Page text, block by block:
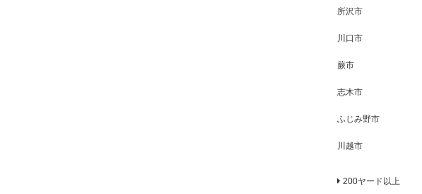
所沢市
川口市
蕨市
志木市
ふじみ野市
川越市
200ヤード以上